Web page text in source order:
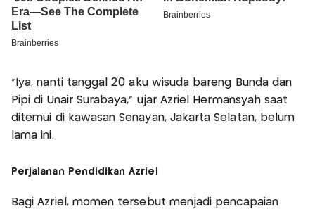
"Iya, nanti tanggal 20 aku wisuda bareng Bunda dan
Pipi di Unair Surabaya," ujar Azriel Hermansyah saat
ditemui di kawasan Senayan, Jakarta Selatan, belum
lama ini.
Perjalanan Pendidikan Azriel
Bagi Azriel, momen tersebut menjadi pencapaian